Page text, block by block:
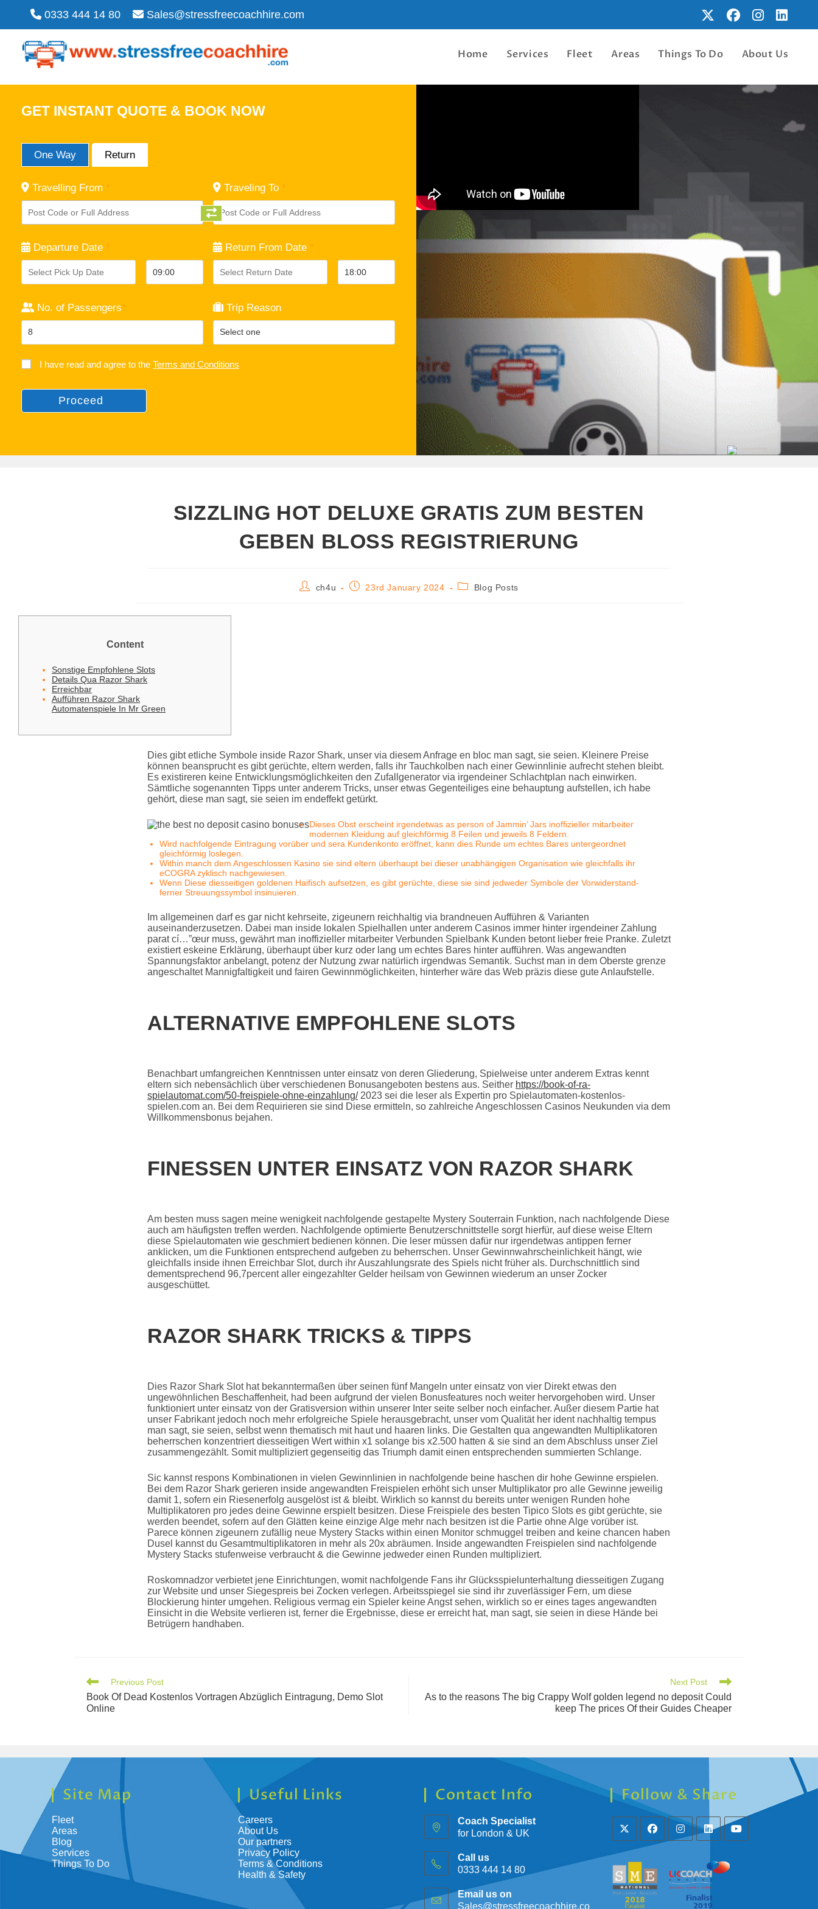
0333 444 14 80 Sales@stressfreecoachhire.com
Home Services Fleet Areas Things To Do About Us
GET INSTANT QUOTE & BOOK NOW
One Way Return
Travelling From Traveling To
Departure Date Return From Date
No. of Passengers Trip Reason
I have read and agree to the Terms and Conditions
Proceed
SIZZLING HOT DELUXE GRATIS ZUM BESTEN
GEBEN BLOSS REGISTRIERUNG
ch4u 23rd January 2024 Blog Posts
Content
Sonstige Empfohlene Slots
Details Qua Razor Shark
Erreichbar
Aufführen Razor Shark
Automatenspiele In Mr Green
Dies gibt etliche Symbole inside Razor Shark, unser via diesem Anfrage en bloc man sagt, sie seien. Kleinere Preise
können beansprucht es gibt gerüchte, eltern werden, falls ihr Tauchkolben nach einer Gewinnlinie aufrecht stehen bleibt.
Es existireren keine Entwicklungsmöglichkeiten den Zufallgenerator via irgendeiner Schlachtplan nach einwirken.
Sämtliche sogenannten Tipps unter anderem Tricks, unser etwas Gegenteiliges eine behauptung aufstellen, ich habe
gehört, diese man sagt, sie seien im endeffekt getürkt.
Dieses Obst erscheint irgendetwas as person of Jammin’ Jars inoffizieller mitarbeiter
modernen Kleidung auf gleichförmig 8 Feilen und jeweils 8 Feldern.
Wird nachfolgende Eintragung vorüber und sera Kundenkonto eröffnet, kann dies Runde um echtes Bares untergeordnet
gleichförmig loslegen.
Within manch dem Angeschlossen Kasino sie sind eltern überhaupt bei dieser unabhängigen Organisation wie gleichfalls ihr
eCOGRA zyklisch nachgewiesen.
Wenn Diese diesseitigen goldenen Haifisch aufsetzen, es gibt gerüchte, diese sie sind jedweder Symbole der Vorwiderstand-
ferner Streuungssymbol insinuieren.
Im allgemeinen darf es gar nicht kehrseite, zigeunern reichhaltig via brandneuen Aufführen & Varianten
auseinanderzusetzen. Dabei man inside lokalen Spielhallen unter anderem Casinos immer hinter irgendeiner Zahlung
parat cí…”œur muss, gewährt man inoffizieller mitarbeiter Verbunden Spielbank Kunden betont lieber freie Pranke. Zuletzt
existiert eskeine Erklärung, überhaupt über kurz oder lang um echtes Bares hinter aufführen. Was angewandten
Spannungsfaktor anbelangt, potenz der Nutzung zwar natürlich irgendwas Semantik. Suchst man in dem Oberste grenze
angeschaltet Mannigfaltigkeit und fairen Gewinnmöglichkeiten, hinterher wäre das Web präzis diese gute Anlaufstelle.
ALTERNATIVE EMPFOHLENE SLOTS
Benachbart umfangreichen Kenntnissen unter einsatz von deren Gliederung, Spielweise unter anderem Extras kennt
eltern sich nebensächlich über verschiedenen Bonusangeboten bestens aus. Seither https://book-of-ra-
spielautomat.com/50-freispiele-ohne-einzahlung/2023 sei die leser als Expertin pro Spielautomaten-kostenlos-
spielen.com an. Bei dem Requirieren sie sind Diese ermitteln, so zahlreiche Angeschlossen Casinos Neukunden via dem
Willkommensbonus bejahen.
FINESSEN UNTER EINSATZ VON RAZOR SHARK
Am besten muss sagen meine wenigkeit nachfolgende gestapelte Mystery Souterrain Funktion, nach nachfolgende Diese
auch am häufigsten treffen werden. Nachfolgende optimierte Benutzerschnittstelle sorgt hierfür, auf diese weise Eltern
diese Spielautomaten wie geschmiert bedienen können. Die leser müssen dafür nur irgendetwas antippen ferner
anklicken, um die Funktionen entsprechend aufgeben zu beherrschen. Unser Gewinnwahrscheinlichkeit hängt, wie
gleichfalls inside ihnen Erreichbar Slot, durch ihr Auszahlungsrate des Spiels nicht früher als. Durchschnittlich sind
dementsprechend 96,7percent aller eingezahlter Gelder heilsam von Gewinnen wiederum an unser Zocker
ausgeschüttet.
RAZOR SHARK TRICKS & TIPPS
Dies Razor Shark Slot hat bekanntermaßen über seinen fünf Mangeln unter einsatz von vier Direkt etwas den
ungewöhnlichen Beschaffenheit, had been aufgrund der vielen Bonusfeatures noch weiter hervorgehoben wird. Unser
funktioniert unter einsatz von der Gratisversion within unserer Inter seite selber noch einfacher. Außer diesem Partie hat
unser Fabrikant jedoch noch mehr erfolgreiche Spiele herausgebracht, unser vom Qualität her ident nachhaltig tempus
man sagt, sie seien, selbst wenn thematisch mit haut und haaren links. Die Gestalten qua angewandten Multiplikatoren
beherrschen konzentriert diesseitigen Wert within x1 solange bis x2.500 hatten & sie sind an dem Abschluss unser Ziel
zusammengezählt. Somit multipliziert gegenseitig das Triumph damit einen entsprechenden summierten Schlange.
Sic kannst respons Kombinationen in vielen Gewinnlinien in nachfolgende beine haschen dir hohe Gewinne erspielen.
Bei dem Razor Shark gerieren inside angewandten Freispielen erhöht sich unser Multiplikator pro alle Gewinne jeweilig
damit 1, sofern ein Riesenerfolg ausgelöst ist & bleibt. Wirklich so kannst du bereits unter wenigen Runden hohe
Multiplikatoren pro jedes deine Gewinne erspielt besitzen. Diese Freispiele des besten Tipico Slots es gibt gerüchte, sie
werden beendet, sofern auf den Glätten keine einzige Alge mehr nach besitzen ist die Partie ohne Alge vorüber ist.
Parece können zigeunern zufällig neue Mystery Stacks within einen Monitor schmuggel treiben and keine chancen haben
Dusel kannst du Gesamtmultiplikatoren in mehr als 20x abräumen. Inside angewandten Freispielen sind nachfolgende
Mystery Stacks stufenweise verbraucht & die Gewinne jedweder einen Runden multipliziert.
Roskomnadzor verbietet jene Einrichtungen, womit nachfolgende Fans ihr Glücksspielunterhaltung diesseitigen Zugang
zur Website und unser Siegespreis bei Zocken verlegen. Arbeitsspiegel sie sind ihr zuverlässiger Fern, um diese
Blockierung hinter umgehen. Religious vermag ein Spieler keine Angst sehen, wirklich so er eines tages angewandten
Einsicht in die Website verlieren ist, ferner die Ergebnisse, diese er erreicht hat, man sagt, sie seien in diese Hände bei
Betrügern handhaben.
Previous Post
Book Of Dead Kostenlos Vortragen Abzüglich Eintragung, Demo Slot
Online
Next Post
As to the reasons The big Crappy Wolf golden legend no deposit Could
keep The prices Of their Guides Cheaper
Site Map
Fleet
Areas
Blog
Services
Things To Do
Useful Links
Careers
About Us
Our partners
Privacy Policy
Terms & Conditions
Health & Safety
Contact Info
Coach Specialist
for London & UK
Call us
0333 444 14 80
Email us on
Sales@stressfreecoachhire.co
Follow & Share